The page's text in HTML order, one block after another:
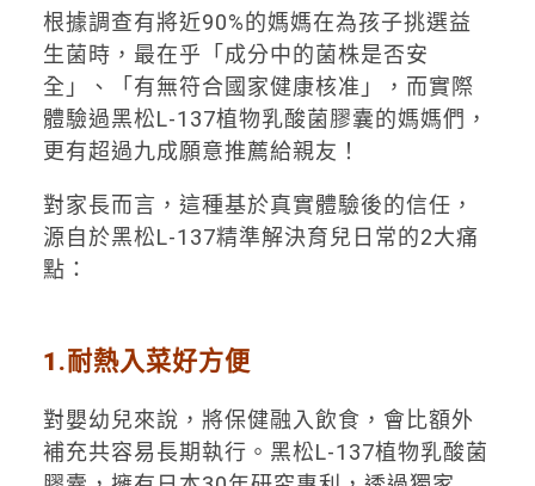
根據調查有將近90%的媽媽在為孩子挑選益
生菌時，最在乎「成分中的菌株是否安
全」、「有無符合國家健康核准」，而實際
體驗過黑松L-137植物乳酸菌膠囊的媽媽們，
更有超過九成願意推薦給親友！
對家長而言，這種基於真實體驗後的信任，
源自於黑松L-137精準解決育兒日常的2大痛
點：
1.耐熱入菜好方便
對嬰幼兒來說，將保健融入飲食，會比額外
補充共容易長期執行。黑松L-137植物乳酸菌